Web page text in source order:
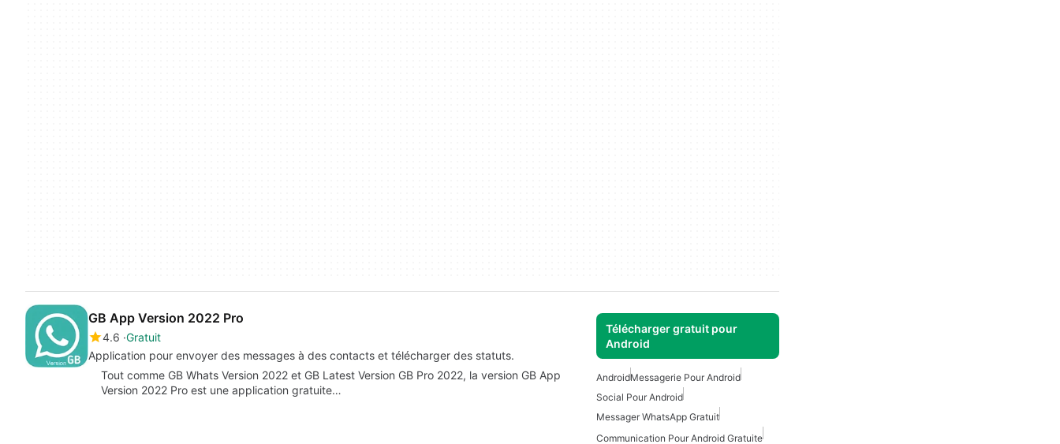
GB App Version 2022 Pro
4.6 Gratuit
Application pour envoyer des messages à des contacts et télécharger des statuts.
Télécharger gratuit pour
Android
Tout comme GB Whats Version 2022 et GB Latest Version GB Pro 2022, la version GB App
Version 2022 Pro est une application gratuite…
AndroidMessagerie Pour Android
Social Pour Android
Messager WhatsApp Gratuit
Communication Pour Android Gratuite